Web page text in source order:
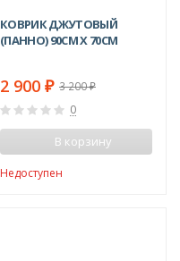
КОВРИК ДЖУТОВЫЙ
(ПАННО) 90СМ X 70СМ
2 900 ₽ 3 200₽
0
В корзину
Недоступен